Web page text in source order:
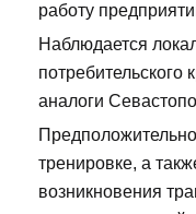
работу
Наблюдается
потребительского
аналоги
тренировке, а
возникновения